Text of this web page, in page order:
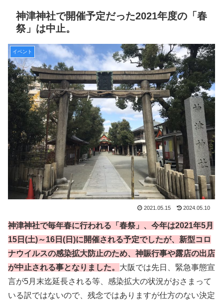
神津神社で開催予定だった2021年度の「春
祭」は中止。
イベント
2021.05.15 2024.05.10
神津神社で毎年春に行われる「春祭」、今年は2021年5月
15日(土)～16日(日)に開催される予定でしたが、新型コロ
ナウイルスの感染拡大防止のため、神賑行事や露店の出店
が中止される事となりました。 大阪では先日、緊急事態宣
言が5月末迄延長される等、感染拡大の状況がおさまって
いる訳ではないので、残念ではありますが仕方のない決定